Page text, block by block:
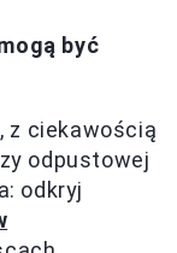
być
z ciekawością
odpustowej
odkryj